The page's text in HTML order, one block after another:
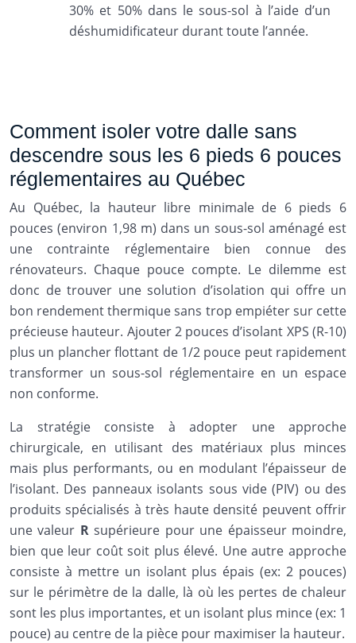
30% et 50% dans le sous-sol à l’aide d’un
déshumidificateur durant toute l’année.
Comment isoler votre dalle sans
descendre sous les 6 pieds 6 pouces
réglementaires au Québec
Au Québec, la hauteur libre minimale de 6 pieds 6
pouces (environ 1,98 m) dans un sous-sol aménagé est
une contrainte réglementaire bien connue des
rénovateurs. Chaque pouce compte. Le dilemme est
donc de trouver une solution d’isolation qui offre un
bon rendement thermique sans trop empiéter sur cette
précieuse hauteur. Ajouter 2 pouces d’isolant XPS (R-10)
plus un plancher flottant de 1/2 pouce peut rapidement
transformer un sous-sol réglementaire en un espace
non conforme.
La stratégie consiste à adopter une approche
chirurgicale, en utilisant des matériaux plus minces
mais plus performants, ou en modulant l’épaisseur de
l’isolant. Des panneaux isolants sous vide (PIV) ou des
produits spécialisés à très haute densité peuvent offrir
une valeur Rsupérieure pour une épaisseur moindre,
bien que leur coût soit plus élevé. Une autre approche
consiste à mettre un isolant plus épais (ex: 2 pouces)
sur le périmètre de la dalle, là où les pertes de chaleur
sont les plus importantes, et un isolant plus mince (ex: 1
pouce) au centre de la pièce pour maximiser la hauteur.